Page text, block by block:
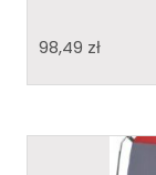
98,49 zł